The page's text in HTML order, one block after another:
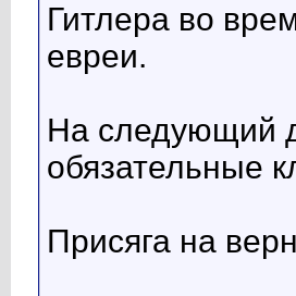
Гитлера во
евреи.
На следующий
обязательные
Присяга на